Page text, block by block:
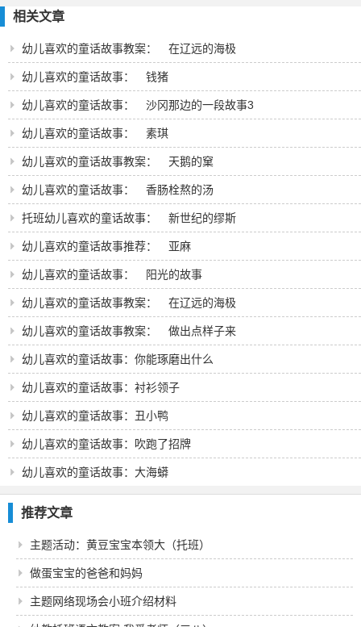
相关文章
幼儿喜欢的童话故事教案： 在辽远的海极
幼儿喜欢的童话故事： 钱猪
幼儿喜欢的童话故事： 沙冈那边的一段故事3
幼儿喜欢的童话故事： 素琪
幼儿喜欢的童话故事教案： 天鹅的窠
幼儿喜欢的童话故事： 香肠栓熬的汤
托班幼儿喜欢的童话故事： 新世纪的缪斯
幼儿喜欢的童话故事推荐： 亚麻
幼儿喜欢的童话故事： 阳光的故事
幼儿喜欢的童话故事教案： 在辽远的海极
幼儿喜欢的童话故事教案： 做出点样子来
幼儿喜欢的童话故事：你能琢磨出什么
幼儿喜欢的童话故事：衬衫领子
幼儿喜欢的童话故事：丑小鸭
幼儿喜欢的童话故事：吹跑了招牌
幼儿喜欢的童话故事：大海蟒
推荐文章
主题活动：黄豆宝宝本领大（托班）
做蛋宝宝的爸爸和妈妈
主题网络现场会小班介绍材料